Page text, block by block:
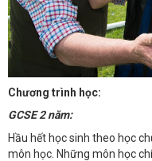
Chương trình học:
GCSE 2 năm:
Hầu hết học sinh theo học
môn học. Những môn học